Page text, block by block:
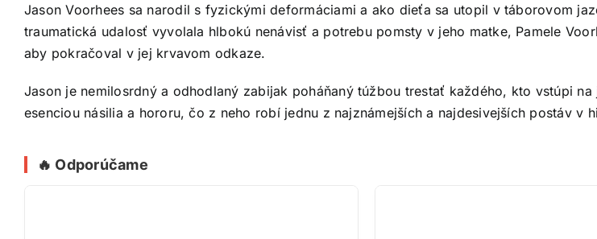
Jason Voorhees sa narodil s fyzickými deformáciami a ako dieťa sa utopil v táborovom
traumatická udalosť vyvolala hlbokú nenávisť a potrebu pomsty v jeho matke, Pamele
aby pokračoval v jej krvavom odkaze.
Jason je nemilosrdný a odhodlaný zabijak poháňaný túžbou trestať každého, kto vstúpi
esenciou násilia a hororu, čo z neho robí jednu z najznámejších a najdesivejších postáv v
🔥 Odporúčame